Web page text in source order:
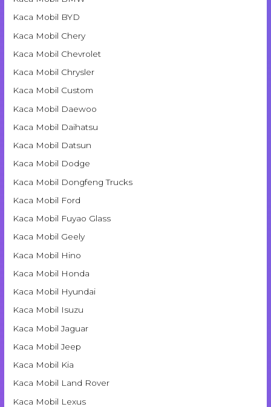
Kaca Mobil BYD
Kaca Mobil Chery
Kaca Mobil Chevrolet
Kaca Mobil Chrysler
Kaca Mobil Custom
Kaca Mobil Daewoo
Kaca Mobil Daihatsu
Kaca Mobil Datsun
Kaca Mobil Dodge
Kaca Mobil Dongfeng Trucks
Kaca Mobil Ford
Kaca Mobil Fuyao Glass
Kaca Mobil Geely
Kaca Mobil Hino
Kaca Mobil Honda
Kaca Mobil Hyundai
Kaca Mobil Isuzu
Kaca Mobil Jaguar
Kaca Mobil Jeep
Kaca Mobil Kia
Kaca Mobil Land Rover
Kaca Mobil Lexus